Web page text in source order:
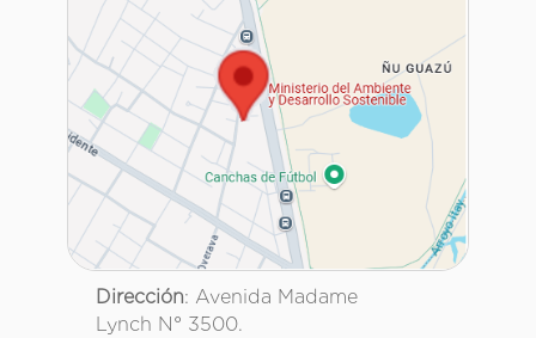
Dirección: Avenida Madame
Lynch N° 3500.